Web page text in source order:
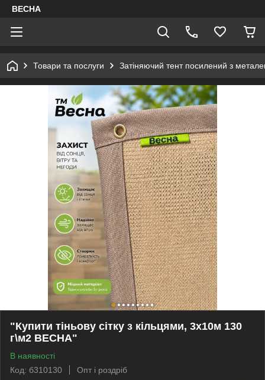
ВЕСНА
Товари та послуги Затіняючий тент посилений з
"Купити тіньову сітку з кільцями, 3х10м 130
г\м2 ВЕСНА"
В наявності
Код: б310130
Опт і роздріб